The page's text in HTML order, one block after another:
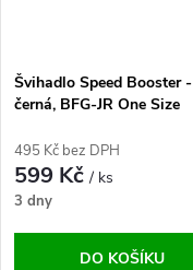
Švihadlo Speed Booster -
černá, BFG-JR One Size
495 Kč bez DPH
599 Kč/ ks
3 dny
DO KOŠÍKU